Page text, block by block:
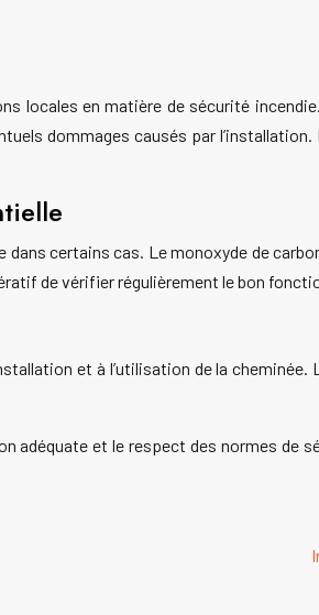
locales en matière de sécurité
dommages causés par
certains cas. Le monoxyde de
de vérifier régulièrement le bon
et à l’utilisation de la
et le respect des normes de